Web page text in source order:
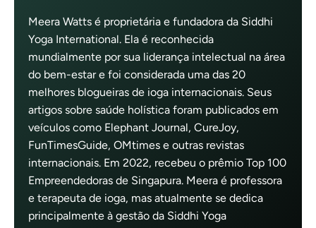
Meera Watts é proprietária e fundadora da Siddhi
Yoga International. Ela é reconhecida
mundialmente por sua liderança intelectual na área
do bem-estar e foi considerada uma das 20
melhores blogueiras de ioga internacionais. Seus
artigos sobre saúde holística foram publicados em
veículos como Elephant Journal, CureJoy,
FunTimesGuide, OMtimes e outras revistas
internacionais. Em 2022, recebeu o prêmio Top 100
Empreendedoras de Singapura. Meera é professora
e terapeuta de ioga, mas atualmente se dedica
principalmente à gestão da Siddhi Yoga